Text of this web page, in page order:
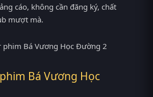
cáo, không cần đăng ký, chất
mượt mà.
Bá Vương Học